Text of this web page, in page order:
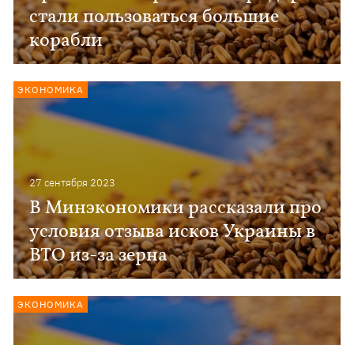
стали пользоваться большие
корабли
27 сентября 2023
В Минэкономики рассказали про
условия отзыва исков Украины в
ВТО из-за зерна
ЭКОНОМИКА
ЭКОНОМИКА